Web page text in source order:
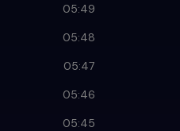
05:49
05:48
05:47
05:46
05:45